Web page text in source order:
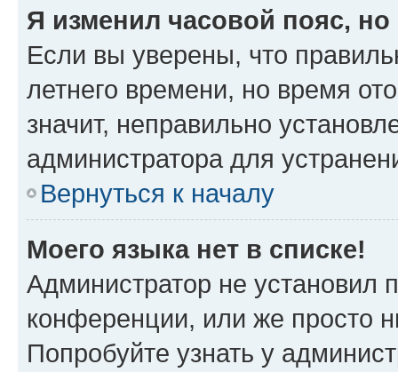
Я изменил часовой пояс,
Если вы уверены, что
летнего времени, но время
значит, неправильно
администратора для
Вернуться к началу
Моего языка нет в списке!
Администратор не установил
конференции, или же просто
Попробуйте узнать у